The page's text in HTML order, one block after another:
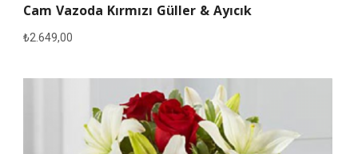
Cam Vazoda Kırmızı Güller & Ayıcık
₺2.649,00